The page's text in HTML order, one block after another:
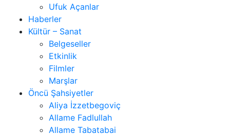
Ufuk Açanlar
Haberler
Kültür – Sanat
Belgeseller
Etkinlik
Filmler
Marşlar
Öncü Şahsiyetler
Aliya İzzetbegoviç
Allame Fadlullah
Allame Tabatabai